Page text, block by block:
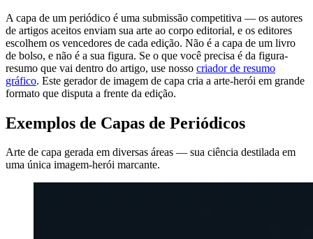
A capa de um periódico é uma submissão competitiva — os autores
de artigos aceitos enviam sua arte ao corpo editorial, e os editores
escolhem os vencedores de cada edição. Não é a capa de um livro
de bolso, e não é a sua figura. Se o que você precisa é da figura-
resumo que vai dentro do artigo, use nosso criador de resumo
gráfico. Este gerador de imagem de capa cria a arte-herói em grande
formato que disputa a frente da edição.
Exemplos de Capas de Periódicos
Arte de capa gerada em diversas áreas — sua ciência destilada em
uma única imagem-herói marcante.